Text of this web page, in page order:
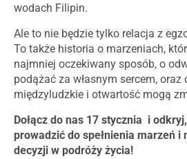
wodach Filipin.
Ale to nie będzie tylko relacja z
To także historia o marzeniach,
najmniej oczekiwany sposób, o
podążać za własnym sercem, oraz
międzyludzkie i otwartość mogą
Dołącz do nas 17 stycznia i
prowadzić do spełnienia marzeń i
decyzji w podróży życia!